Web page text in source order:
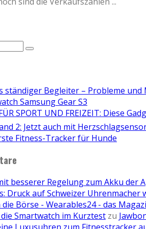
ständiger Begleiter – Probleme und
Samsung Gear S3
SPORT UND FREIZEIT: Diese
2: Jetzt auch mit
Fitness-Tracker für Hunde
besserer Regelung zum Akku der
Druck auf Schweizer Uhrenmacher
Börse - Wearables24 - das
Smartwatch im Kurztest zu